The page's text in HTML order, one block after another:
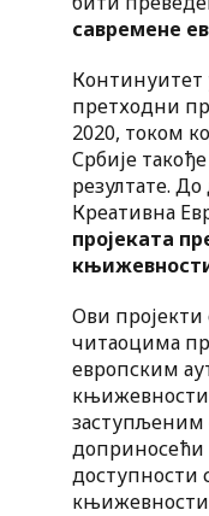
савремене
Континуитет
претходни
2020, током
Србије
резултате.
Креативна
пројеката
Ови
читаоцима
европским
књижевности
заступљеним
доприносећи
доступности
књижевности